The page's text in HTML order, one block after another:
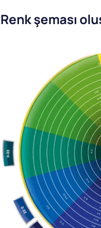
Renk şeması